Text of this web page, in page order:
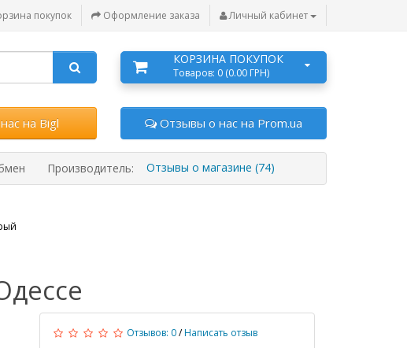
покупок Оформление заказа Личный кабинет
КОРЗИНА ПОКУПОК
Товаров: 0 (0.00 ГРН)
на Bigl Отзывы о нас на Prom.ua
Производитель: Отзывы о магазине (74)
Отзывов: 0/Написать отзыв